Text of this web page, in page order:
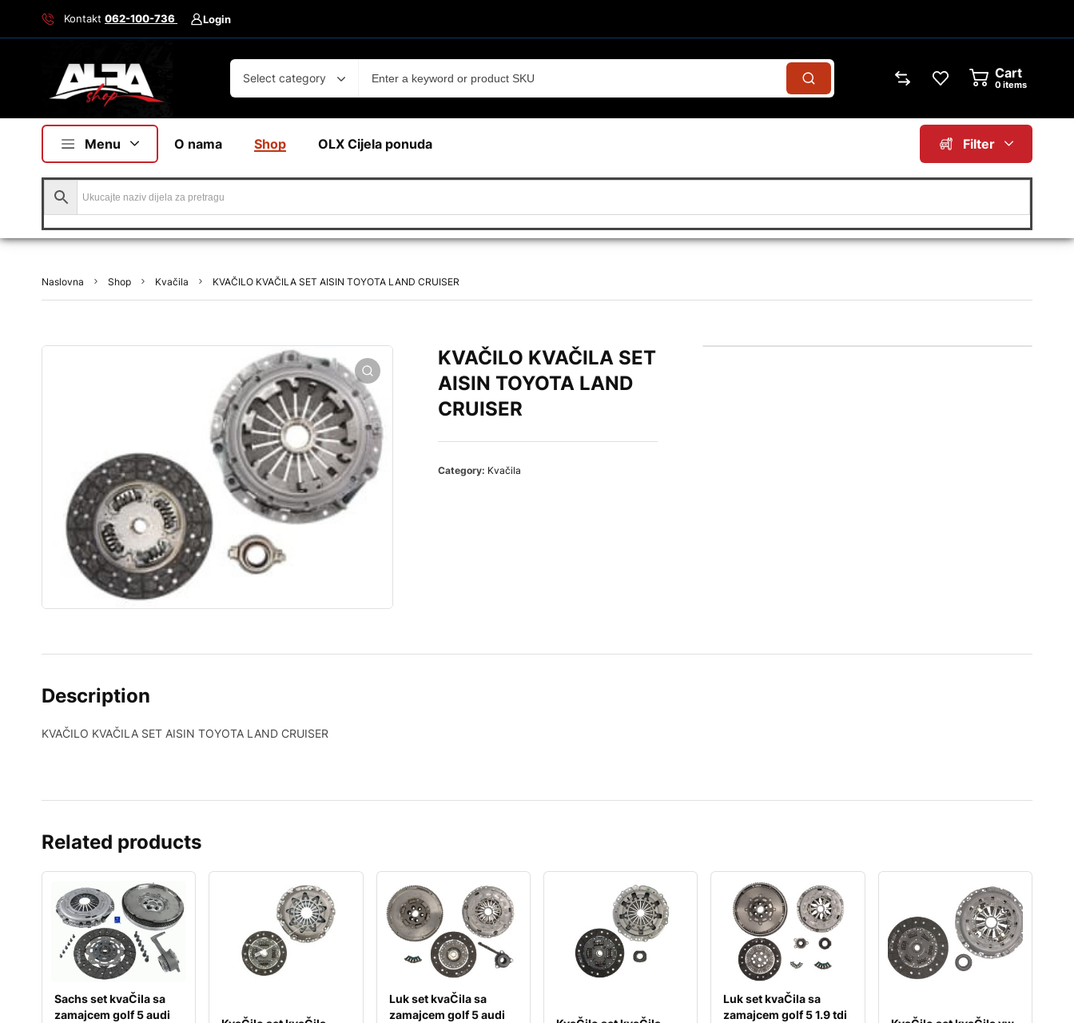
Kontakt 062-100-736 Login
Select category Cart
0 items
Menu O nama Shop OLX Cijela ponuda Filter
Naslovna Shop Kvačila KVAČILO KVAČILA SET AISIN TOYOTA LAND CRUISER
KVAČILO KVAČILA SET
AISIN TOYOTA LAND
CRUISER
Category: Kvačila
Description
KVAČILO KVAČILA SET AISIN TOYOTA LAND CRUISER
Related products
Sachs set kvaČila sa
zamajcem golf 5 audi
Luk set kvaČila sa
zamajcem golf 5 audi
Luk set kvaČila sa
zamajcem golf 5 1.9 tdi